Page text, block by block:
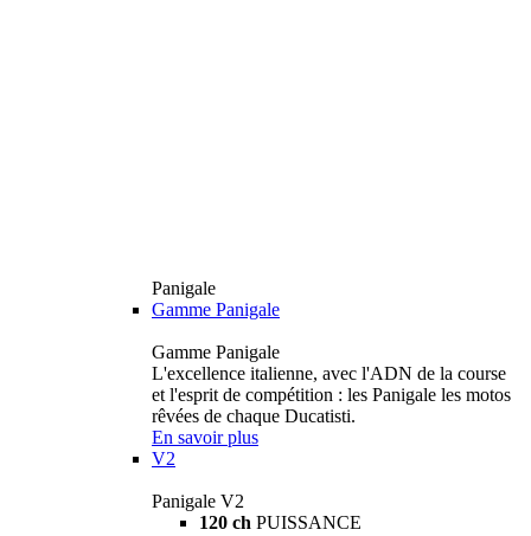
Panigale
Gamme Panigale
Gamme Panigale
L'excellence italienne, avec l'ADN de la course
et l'esprit de compétition : les Panigale les motos
rêvées de chaque Ducatisti.
En savoir plus
V2
Panigale V2
120 ch PUISSANCE